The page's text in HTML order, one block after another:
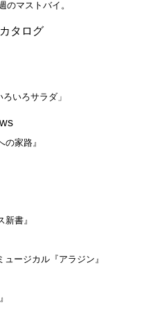
のマストバイ。
タログ
いろサラダ」
家路』
書』
ージカル『アラジン』